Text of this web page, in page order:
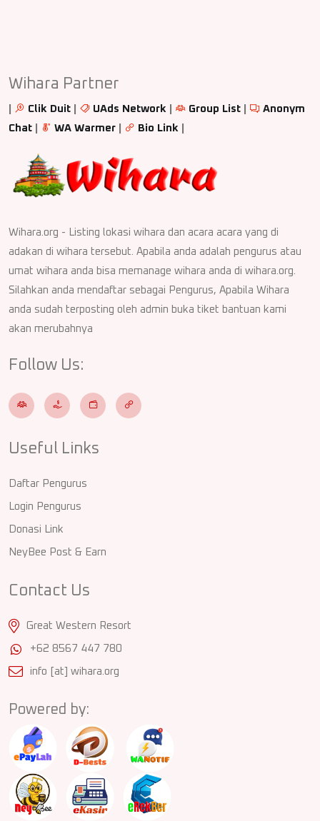
Wihara Partner
Clik Duit UAds Network Group List
Anonym
Chat
WA Warmer Bio Link
Wihara.org - Listing lokasi wihara dan acara acara yang di
adakan di wihara tersebut. Apabila anda adalah pengurus atau
umat wihara anda bisa memanage wihara anda di wihara.org.
Silahkan anda mendaftar sebagai Pengurus, Apabila Wihara
anda sudah terposting oleh admin buka tiket bantuan kami
akan merubahnya
Follow Us:
Useful Links
Daftar Pengurus
Login Pengurus
Donasi Link
NeyBee Post & Earn
Contact Us
Great Western Resort
+62 8567 447 780
info [at] wihara.org
Powered by: